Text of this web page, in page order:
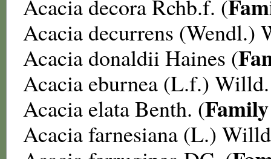
Acacia decoraRchb.f. (
Acacia decurrens (Wendl.)
Acacia donaldii Haines (
Acacia eburnea (L.f.)
Acacia elataBenth. (Family
Acacia farnesiana (L.)